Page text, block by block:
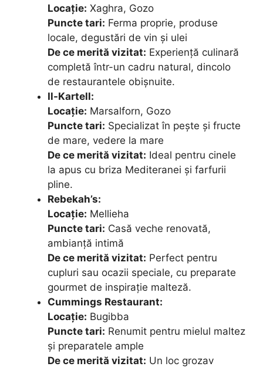
Locație: Xaghra, Gozo
Puncte tari: Ferma proprie, produse
locale, degustări de vin și ulei
De ce merită vizitat: Experiență culinară
completă într-un cadru natural, dincolo
de restaurantele obișnuite.
Il-Kartell:
Locație: Marsalforn, Gozo
Puncte tari: Specializat în pește și fructe
de mare, vedere la mare
De ce merită vizitat: Ideal pentru cinele
la apus cu briza Mediteranei și farfurii
pline.
Rebekah’s:
Locație: Mellieha
Puncte tari: Casă veche renovată,
ambianță intimă
De ce merită vizitat: Perfect pentru
cupluri sau ocazii speciale, cu preparate
gourmet de inspirație malteză.
Cummings Restaurant:
Locație: Bugibba
Puncte tari: Renumit pentru mielul maltez
și preparatele ample
De ce merită vizitat: Un loc grozav